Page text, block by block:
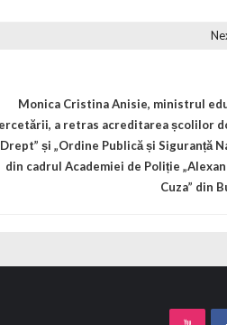
Monica Cristina Anisie, ministrul
a retras acreditarea școlilor
și „Ordine Publică și Siguranță
din cadrul Academiei de Poliție
Cuza” din